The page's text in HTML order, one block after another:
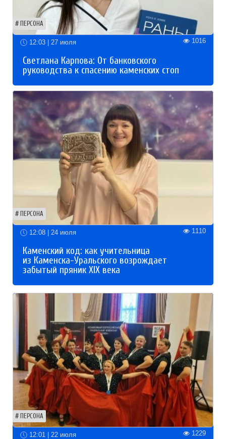
ПЕРСОНА
12:03 | 27 июля 1016
Светлана Карпова: От банковского
руководства к спасению каменских стоп
ПЕРСОНА
12:08 | 24 июля 1110
Каменский код: как учительница
из Каменска-Уральского возрождает
забытый пряник XIX века
ПЕРСОНА
12:01 | 22 июля 1229